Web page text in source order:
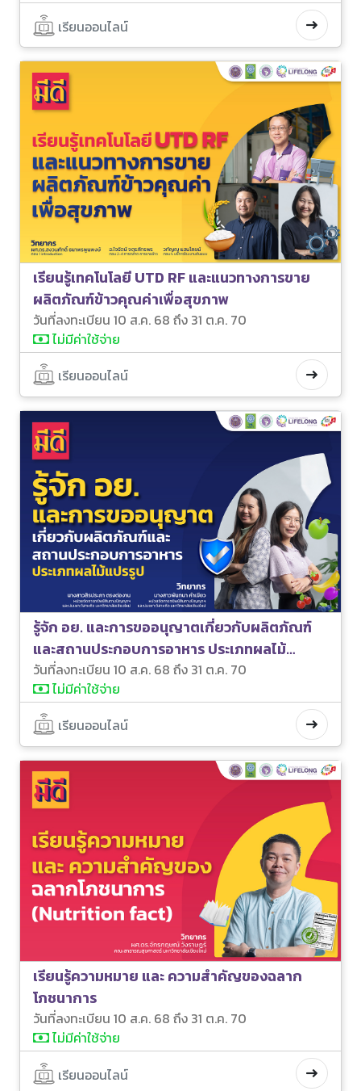
เรียนออนไลน์
เรียนรู้เทคโนโลยี UTD RF และแนวทางการขาย
ผลิตภัณฑ์ข้าวคุณค่าเพื่อสุขภาพ
วันที่ลงทะเบียน 10 ส.ค. 68 ถึง 31 ต.ค. 70
ไม่มีค่าใช้จ่าย
เรียนออนไลน์
รู้จัก อย. และการขออนุญาตเกี่ยวกับผลิตภัณฑ์
และสถานประกอบการอาหาร ประเภทผลไม้
แปรรูป
วันที่ลงทะเบียน 10 ส.ค. 68 ถึง 31 ต.ค. 70
ไม่มีค่าใช้จ่าย
เรียนออนไลน์
เรียนรู้ความหมาย และ ความสำคัญของฉลาก
โภชนาการ
วันที่ลงทะเบียน 10 ส.ค. 68 ถึง 31 ต.ค. 70
ไม่มีค่าใช้จ่าย
เรียนออนไลน์